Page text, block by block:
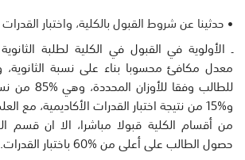
• حدثينا عن شروط القبول بالكلية، واختبار
ـ الأولوية في القبول في الكلية لطلبة
معدل مكافئ محسوبا بناء على نسبة الثانوية،
للطالب وفقا
و%15 من نتيجة اختبار القدرات الأكاديمية، مع
من أقسام الكلية قبولا مباشرا، الا ان قسم
حصول الطالب على أعلى من %60 باختبار القدرات.